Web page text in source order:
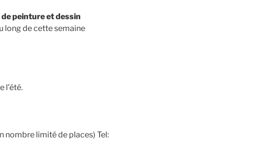
peinture et dessin
long de cette semaine
l’été.
nombre limité de places) Tel: